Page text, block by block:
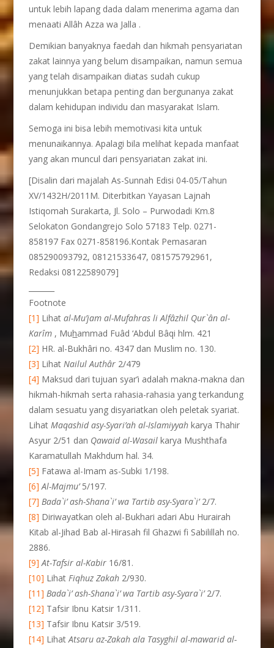
untuk lebih lapang dada dalam menerima agama dan
menaati Allâh Azza wa Jalla .
Demikian banyaknya faedah dan hikmah pensyariatan
zakat lainnya yang belum disampaikan, namun semua
yang telah disampaikan diatas sudah cukup
menunjukkan betapa penting dan bergunanya zakat
dalam kehidupan individu dan masyarakat Islam.
Semoga ini bisa lebih memotivasi kita untuk
menunaikannya. Apalagi bila melihat kepada manfaat
yang akan muncul dari pensyariatan zakat ini.
[Disalin dari majalah As-Sunnah Edisi 04-05/Tahun
XV/1432H/2011M. Diterbitkan Yayasan Lajnah
Istiqomah Surakarta, Jl. Solo – Purwodadi Km.8
Selokaton Gondangrejo Solo 57183 Telp. 0271-
858197 Fax 0271-858196.Kontak Pemasaran
085290093792, 08121533647, 081575792961,
Redaksi 08122589079]
Footnote
[1] Lihatal-Mu’jam al-Mufahras li Alfâzhil Qur`ân al-
Karîm , Muhammad Fuâd ‘Abdul Bâqi hlm. 421
[2] HR. al-Bukhâri no. 4347 dan Muslim no. 130.
[3] LihatNailul Authâr 2/479
[4] Maksud dari tujuan syar’i adalah makna-makna dan
hikmah-hikmah serta rahasia-rahasia yang terkandung
dalam sesuatu yang disyariatkan oleh peletak syariat.
LihatMaqashid asy-Syari’ah al-Islamiyyah karya Thahir
Asyur 2/51 dan Qawaid al-Wasail karya Mushthafa
Karamatullah Makhdum hal. 34.
[5] Fatawa al-Imam as-Subki 1/198.
[6] Al-Majmu’5/197.
[7] Bada`i’ ash-Shana`i’ wa Tartib asy-Syara`i’2/7.
[8] Diriwayatkan oleh al-Bukhari adari Abu Hurairah
Kitab al-Jihad Bab al-Hirasah fil Ghazwi fi Sabilillah no.
2886.
[9] At-Tafsir al-Kabir 16/81.
[10] LihatFiqhuz Zakah 2/930.
[11] Bada`i’ ash-Shana`i’ wa Tartib asy-Syara`i’2/7.
[12] Tafsir Ibnu Katsir 1/311.
[13] Tafsir Ibnu Katsir 3/519.
[14] LihatAtsaru az-Zakah ala Tasyghil al-mawarid al-